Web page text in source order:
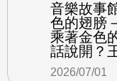
音樂故事
色的翅膀
乘著金色
話說開？
2026/07/01